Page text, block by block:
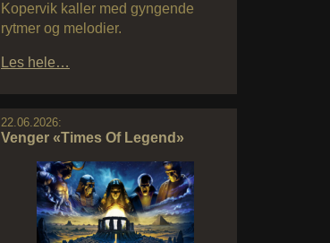
Kopervik kaller med gyngende
rytmer og melodier.
Les hele…
22.06.2026:
Venger «Times Of Legend»